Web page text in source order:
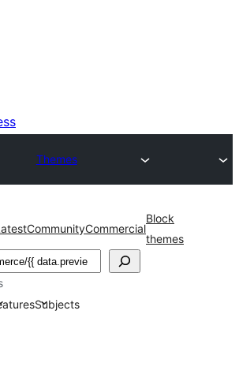
Themes
CommunityCommercial
Block
themes
Subjects